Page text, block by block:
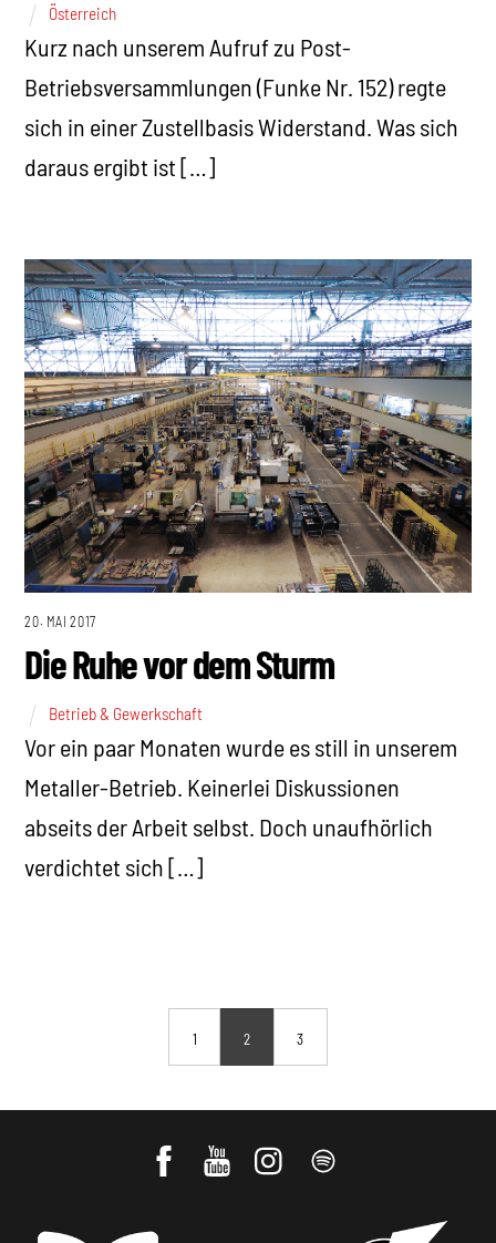
Österreich
Kurz nach unserem Aufruf zu Post-
Betriebsversammlungen (Funke Nr. 152) regte
sich in einer Zustellbasis Widerstand. Was sich
daraus ergibt ist […]
20. MAI 2017
Die Ruhe vor dem Sturm
Betrieb & Gewerkschaft
Vor ein paar Monaten wurde es still in unserem
Metaller-Betrieb. Keinerlei Diskussionen
abseits der Arbeit selbst. Doch unaufhörlich
verdichtet sich […]
1 2 3